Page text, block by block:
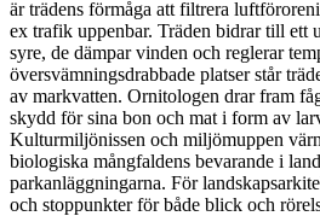
är trädens förmåga att filtrera
ex trafik uppenbar. Träden bidrar till ett
syre, de dämpar vinden och reglerar
översvämningsdrabbade platser står
av markvatten. Ornitologen drar fram
skydd för sina bon och mat i form av
Kulturmiljönissen och miljömuppen
biologiska mångfaldens bevarande i
parkanläggningarna. För
och stoppunkter för både blick och